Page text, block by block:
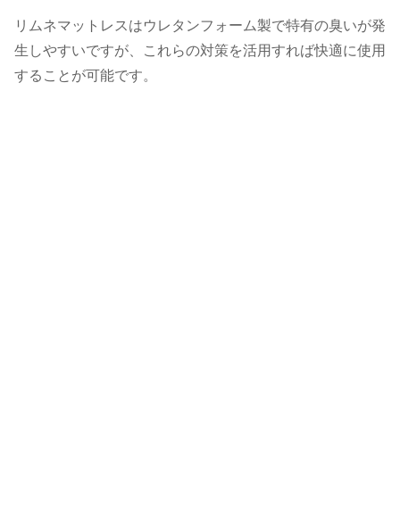
リムネマットレスはウレタンフォーム製で特有の臭いが発
生しやすいですが、これらの対策を活用すれば快適に使用
することが可能です。